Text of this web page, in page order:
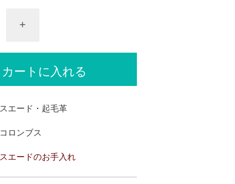
+
カートに入れる
スエード・起毛革
コロンブス
スエードのお手入れ